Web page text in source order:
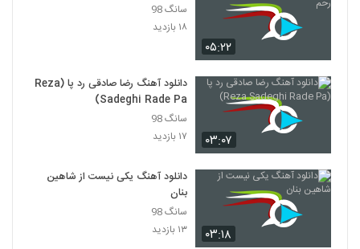
دانلود آهنگ جذابی از بهرام بهرامی
2123
دانلود آهنگ نیما جانی پای ثابت (Nima Jani
Paye Sabet)
۳۳۵ بازدید
دانلود آهنگ شباهنگ (جدید) ریسک
۳۷۹ بازدید
آهنگ فصل پنجم از حمید ترابی(پاپ)
۰۵:۲۲
سانگ 98
۱۸ بازدید
۰۳:۰۷
دانلود آهنگ رضا صادقی رد پا (Reza
Sadeghi Rade Pa)
سانگ 98
۱۷ بازدید
۰۳:۱۸
دانلود آهنگ یکی نیست از شاهین
بنان
سانگ 98
۱۳ بازدید